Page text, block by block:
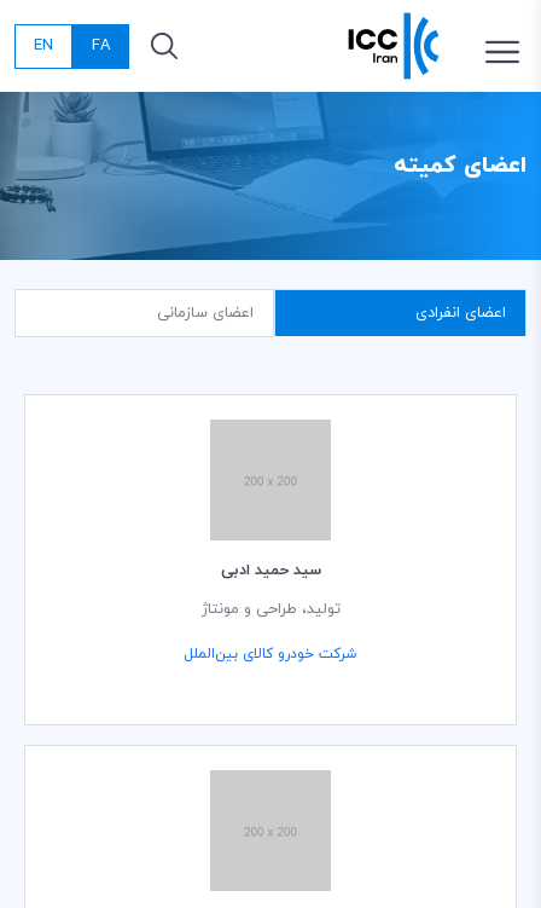
FA
EN
اعضای کمیته
اعضای انفرادی اعضای سازمانی
سید حمید ادبی
تولید، طراحی و مونتاژ
شرکت خودرو کالای بین‌الملل